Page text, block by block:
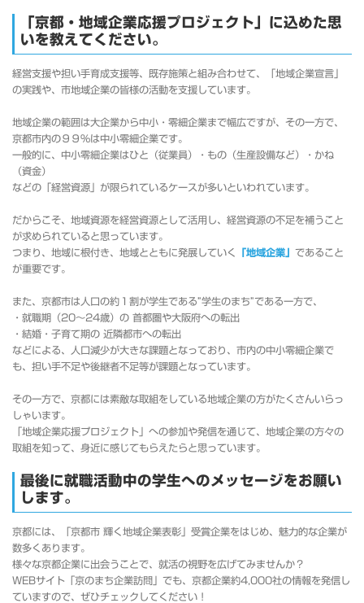
「京都・地域企業応援プロジェクト」に込めた思
いを教えてください。
経営支援や担い手育成支援等、既存施策と組み合わせて、「地域企業宣言」
の実践や、市地域企業の皆様の活動を支援しています。
地域企業の範囲は大企業から中小・零細企業まで幅広ですが、その一方で、
京都市内の９９％は中小零細企業です。
一般的に、中小零細企業はひと（従業員）・もの（生産設備など）・かね
（資金）
などの「経営資源」が限られているケースが多いといわれています。
だからこそ、地域資源を経営資源として活用し、経営資源の不足を補うこと
が求められていると思っています。
つまり、地域に根付き、地域とともに発展していく
「地域企業」 であること
が重要です。
また、京都市は人口の約１割が学生である”学生のまち”である一方で、
・就職期（20～24歳）の 首都圏や大阪府への転出
・結婚・子育て期の 近隣都市への転出
などによる、人口減少が大きな課題となっており、市内の中小零細企業で
も、担い手不足や後継者不足等が課題となっています。
その一方で、京都には素敵な取組をしている地域企業の方がたくさんいらっ
しゃいます。
「地域企業応援プロジェクト」への参加や発信を通じて、地域企業の方々の
取組を知って、身近に感じてもらえたらと思っています。
最後に就職活動中の学生へのメッセージをお願い
します。
京都には、「京都市 輝く地域企業表彰」受賞企業をはじめ、魅力的な企業が
数多くあります。
様々な京都企業に出会うことで、就活の視野を広げてみませんか？
WEBサイト「京のまち企業訪問」でも、京都企業約4,000社の情報を発信し
ていますので、ぜひチェックしてください！